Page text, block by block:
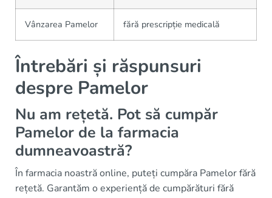
Vânzarea Pamelor fără prescripție medicală
Întrebări și răspunsuri
despre Pamelor
Nu am rețetă. Pot să cumpăr
Pamelor de la farmacia
dumneavoastră?
În farmacia noastră online, puteți cumpăra Pamelor fără
rețetă. Garantăm o experiență de cumpărături fără